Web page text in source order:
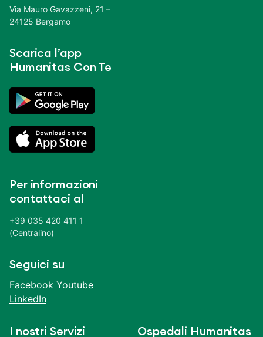
Via Mauro Gavazzeni, 21 –
24125 Bergamo
Scarica l’app
Humanitas Con Te
Per informazioni
contattaci al
+39 035 420 411 1
(Centralino)
Seguici su
Facebook Youtube
LinkedIn
I nostri Servizi Ospedali Humanitas